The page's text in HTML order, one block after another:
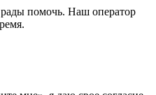
помочь. Наш оператор